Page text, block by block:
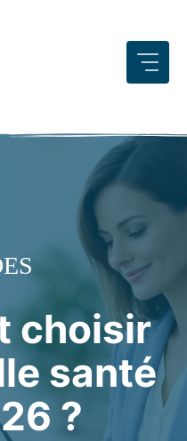
choisir
santé
?